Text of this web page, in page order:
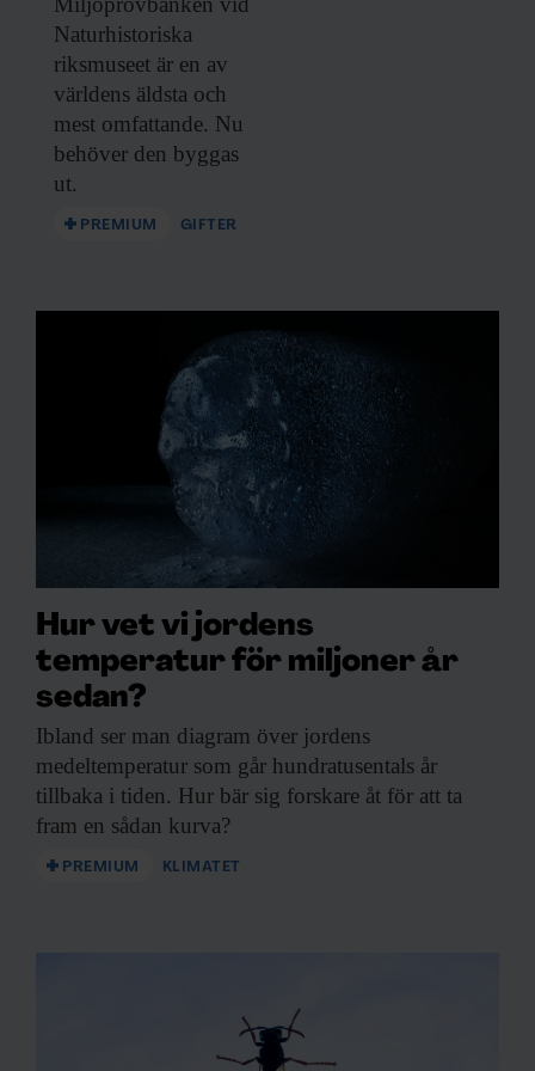
information som du har tillhandahållit eller som de har
samlat in när du har använt deras tjänster.
Naturhistoriska
riksmuseet är en av
världens äldsta och
mest omfattande. Nu
behöver den byggas
ut.
PREMIUM GIFTER
Hur vet vi jordens
temperatur för miljoner år
sedan?
Ibland ser man diagram över jordens
medeltemperatur som går hundratusentals år
tillbaka i tiden. Hur bär sig forskare åt för att ta
fram en sådan kurva?
PREMIUM KLIMATET